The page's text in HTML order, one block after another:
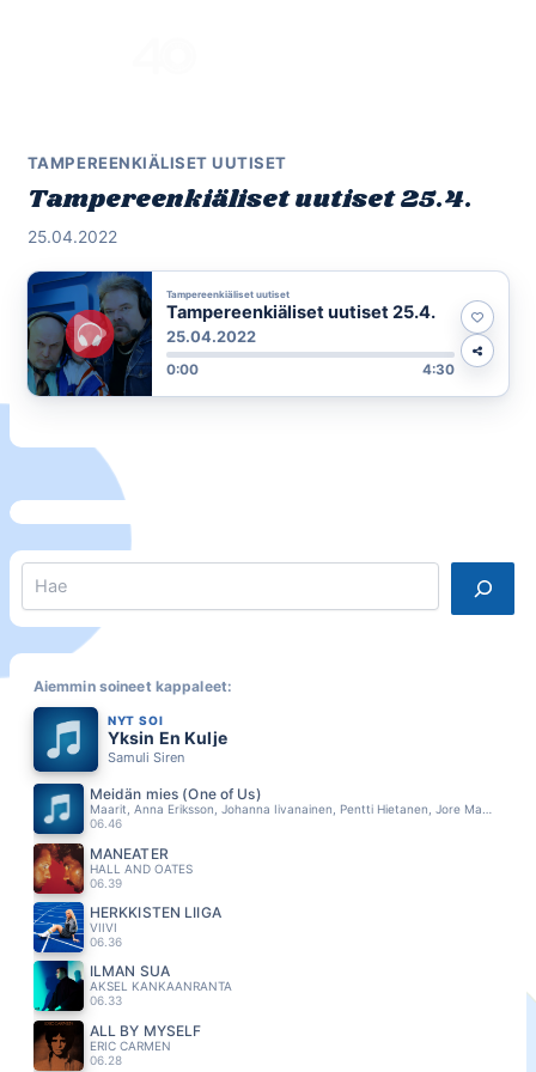
TAMPEREENKIÄLISET UUTISET
Tampereenkiäliset uutiset 25.4.
25.04.2022
Tampereenkiäliset uutiset
Tampereenkiäliset uutiset 25.4.
25.04.2022
0:00 4:30
Aiemmin soineet kappaleet:
NYT SOI
Yksin En Kulje
Samuli Siren
Meidän mies (One of Us)
06.46
MANEATER
HALL AND OATES
06.39
HERKKISTEN LIIGA
VIIVI
06.36
ILMAN SUA
AKSEL KANKAANRANTA
06.33
ALL BY MYSELF
ERIC CARMEN
06.28